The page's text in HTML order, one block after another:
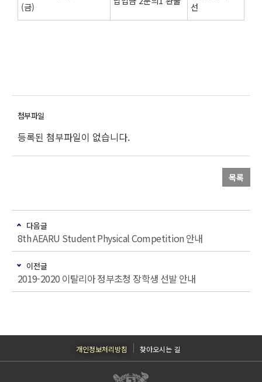
(금)
선
등록된 첨부파일이 없습니다.
목록
다음글
8th AEARU Student Physical Competition 안내
이전글
2019-2020 이탈리아 정부초청 장학생 선발 안내
개인정보처리방침 찾아오시는 길